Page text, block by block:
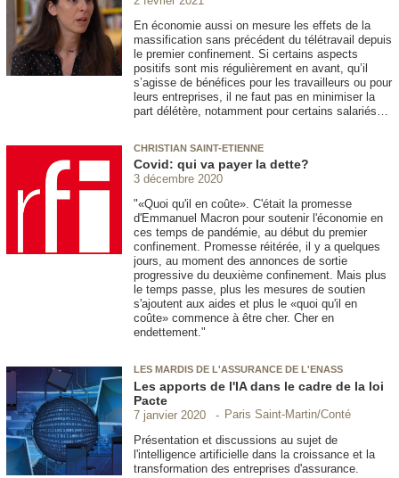
En économie aussi on mesure les effets de la
massification sans précédent du télétravail depuis
le premier confinement. Si certains aspects
positifs sont mis régulièrement en avant, qu’il
s’agisse de bénéfices pour les travailleurs ou pour
leurs entreprises, il ne faut pas en minimiser la
part délétère, notamment pour certains salariés…
CHRISTIAN SAINT-ETIENNE
Covid: qui va payer la dette?
3 décembre 2020
"«Quoi qu'il en coûte». C'était la promesse
d'Emmanuel Macron pour soutenir l'économie en
ces temps de pandémie, au début du premier
confinement. Promesse réitérée, il y a quelques
jours, au moment des annonces de sortie
progressive du deuxième confinement. Mais plus
le temps passe, plus les mesures de soutien
s'ajoutent aux aides et plus le «quoi qu'il en
coûte» commence à être cher. Cher en
endettement."
LES MARDIS DE L'ASSURANCE DE L'ENASS
Les apports de l'IA dans le cadre de la loi
Pacte
7 janvier 2020
Paris Saint-Martin/Conté
Présentation et discussions au sujet de
l'intelligence artificielle dans la croissance et la
transformation des entreprises d'assurance.